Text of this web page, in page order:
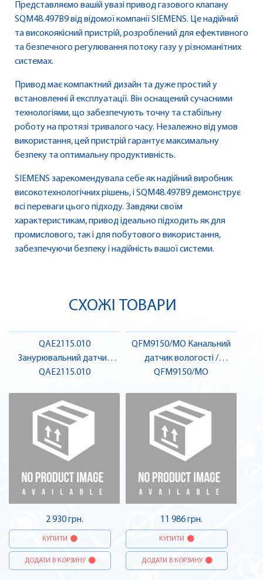
Представляємо вашій увазі привод газового клапану
SQM48.497B9 від відомої компанії SIEMENS. Це надійний
та високоякісний пристрій, розроблений для ефективного
та безпечного регулювання потоку газу у різноманітних
системах.
Привод має компактний дизайн та дуже простий у
встановленні й експлуатації. Він оснащений сучасними
технологіями, що забезпечують точну та стабільну
роботу на протязі тривалого часу. Незалежно від умов
використання, цей пристрій гарантує максимальну
безпеку та оптимальну продуктивність.
SIEMENS зарекомендувала себе як надійний виробник
високотехнологічних рішень, і SQM48.497B9 демонструє
всі переваги цього підходу. Завдяки своїм
характеристикам, привод ідеально підходить як для
промислового, так і для побутового використання,
забезпечуючи безпеку і надійність вашої системи.
СХОЖІ ТОВАРИ
QAE2115.010
Занурювальний датчик
температури, Pt1k Class A |
QAE2115.010
2 930 грн.
КУПИТИ
ДОДАТИ В КОРЗИНУ
QFM9150/MO Канальний
датчик вологості /
температур., Modbus |
QFM9150/MO
11 986 грн.
КУПИТИ
ДОДАТИ В КОРЗИНУ